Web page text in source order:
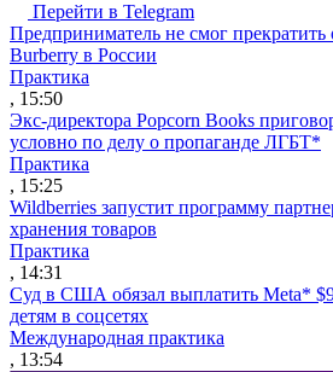
Перейти в Telegram
Предприниматель не смог прекратить
Burberry в России
Практика
, 15:50
Экс-директора Popcorn Books
условно по делу о пропаганде ЛГБТ*
Практика
, 15:25
Wildberries запустит программу
хранения товаров
Практика
, 14:31
Суд в США обязал выплатить Meta*
детям в соцсетях
Международная практика
, 13:54